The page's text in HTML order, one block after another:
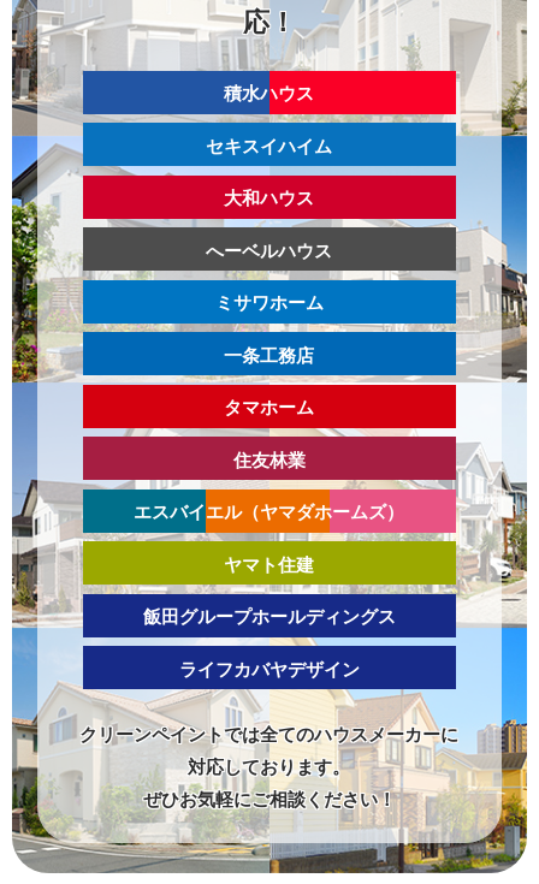
応！
積水ハウス
セキスイハイム
大和ハウス
へーベルハウス
ミサワホーム
一条工務店
タマホーム
住友林業
エスバイエル（ヤマダホームズ）
ヤマト住建
飯田グループホールディングス
ライフカバヤデザイン
クリーンペイントでは全てのハウスメーカーに
対応しております。
ぜひお気軽にご相談ください！